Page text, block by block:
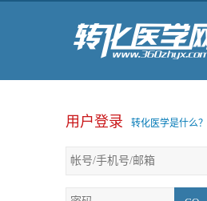
用户登录 转化医学是什么？